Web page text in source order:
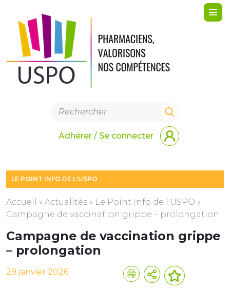
Adhérer / Se connecter
LE POINT INFO DE L'USPO
Accueil » Actualités » Le Point Info de l'USPO »
Campagne de vaccination grippe – prolongation
Campagne de vaccination grippe
– prolongation
29 janvier 2026